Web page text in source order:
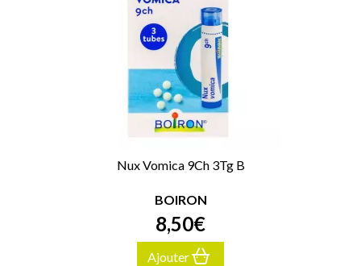
Nux Vomica 9Ch 3Tg B
BOIRON
8,50€
Ajouter